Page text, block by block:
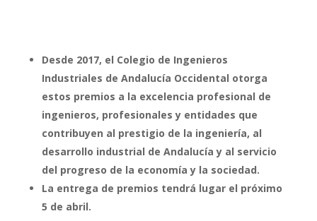
Desde 2017, el Colegio de Ingenieros
Industriales de Andalucía Occidental otorga
estos premios a la excelencia profesional de
ingenieros, profesionales y entidades que
contribuyen al prestigio de la ingeniería, al
desarrollo industrial de Andalucía y al servicio
del progreso de la economía y la sociedad.
La entrega de premios tendrá lugar el próximo
5 de abril.